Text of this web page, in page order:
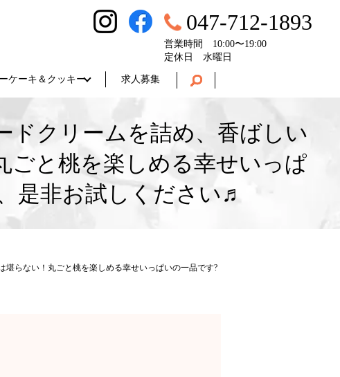
ケーキ＆クッキー 求人募集
047-712-1893
営業時間 10:00〜19:00
定休日 水曜日
ドクリームを詰め、香ばしい
と桃を楽しめる幸せいっぱ
是非お試しください♬
らない！丸ごと桃を楽しめる幸せいっぱいの一品です?